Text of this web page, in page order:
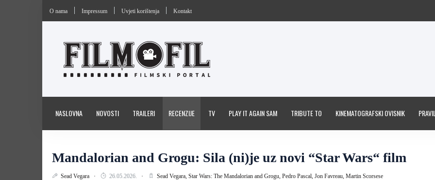
O nama Impressum Uvjeti korištenja Kontakt
NASLOVNA NOVOSTI TRAILERI RECENZIJE TV PLAY IT AGAIN SAM TRIBUTE TO KINEMATOGRAFSKI OVISNIK
Mandalorian and Grogu: Sila (ni)je uz novi “Star Wars“ film
Sead Vegara 26.05.2026. Sead Vegara, Star Wars: The Mandalorian and Grogu, Pedro Pascal, Jon Favreau, Martin Scorsese